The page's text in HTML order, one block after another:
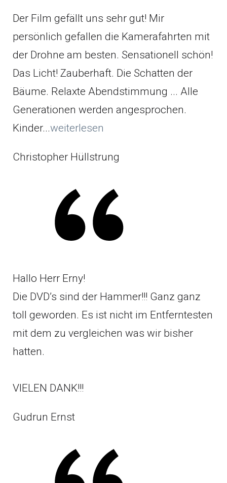
Der Film gefällt uns sehr gut! Mir
persönlich gefallen die Kamerafahrten mit
der Drohne am besten. Sensationell schön!
Das Licht! Zauberhaft. Die Schatten der
Bäume. Relaxte Abendstimmung ... Alle
Generationen werden angesprochen.
Kinder...weiterlesen
Christopher Hüllstrung
Hallo Herr Erny!
Die DVD’s sind der Hammer!!! Ganz ganz
toll geworden. Es ist nicht im Entferntesten
mit dem zu vergleichen was wir bisher
hatten.
VIELEN DANK!!!
Gudrun Ernst